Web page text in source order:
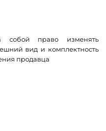
собой право изменять
вид и комплектность
продавца